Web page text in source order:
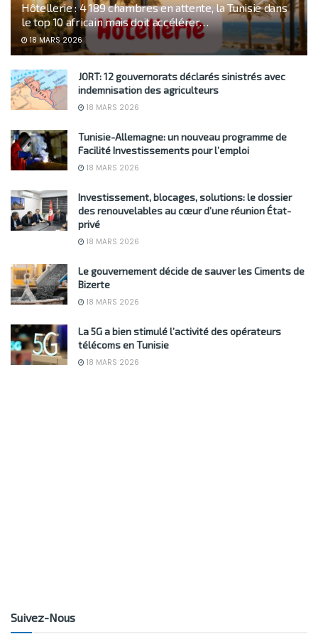
Hôtellerie : 4 189 chambres en attente, la Tunisie dans
le top 10 africain mais doit accélérer…
18 MARS 2026
JORT: 12 gouvernorats déclarés sinistrés avec
indemnisation des agriculteurs
18 MARS 2026
Tunisie-Allemagne: un nouveau programme de
Facilité Investissements pour l’emploi
18 MARS 2026
Investissement, blocages, solutions: le dossier
des renouvelables au cœur d’une réunion État-
privé
18 MARS 2026
Le gouvernement décide de sauver les Ciments de
Bizerte
18 MARS 2026
La 5G a bien stimulé l’activité des opérateurs
télécoms en Tunisie
18 MARS 2026
Suivez-Nous